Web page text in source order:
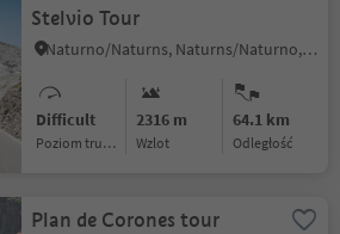
Stelvio Tour
Naturno/Naturns, Naturns/Naturno, Meran/Merano and environs
Difficult
Poziom trudności
2316 m
Wzlot
64.1 km
odległość
Plan de Corones tour